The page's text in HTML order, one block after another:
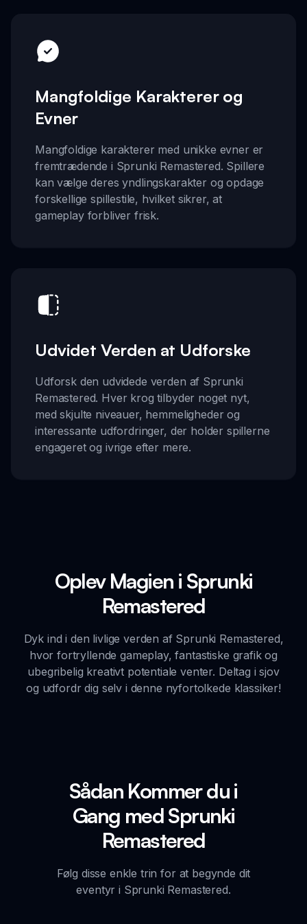
Mangfoldige Karakterer og
Evner
Mangfoldige karakterer med unikke evner er
fremtrædende i Sprunki Remastered. Spillere
kan vælge deres yndlingskarakter og opdage
forskellige spillestile, hvilket sikrer, at
gameplay forbliver frisk.
Udvidet Verden at Udforske
Udforsk den udvidede verden af Sprunki
Remastered. Hver krog tilbyder noget nyt,
med skjulte niveauer, hemmeligheder og
interessante udfordringer, der holder spillerne
engageret og ivrige efter mere.
Oplev Magien i Sprunki
Remastered
Dyk ind i den livlige verden af Sprunki Remastered,
hvor fortryllende gameplay, fantastiske grafik og
ubegribelig kreativt potentiale venter. Deltag i sjov
og udfordr dig selv i denne nyfortolkede klassiker!
Sådan Kommer du i
Gang med Sprunki
Remastered
Følg disse enkle trin for at begynde dit
eventyr i Sprunki Remastered.